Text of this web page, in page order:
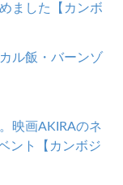
ました【カンボ
ル飯・バーンゾ
映画AKIRAのネ
ント【カンボジ